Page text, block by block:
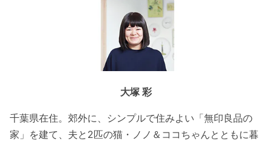
大塚 彩
千葉県在住。郊外に、シンプルで住みよい「無印良品の
家」を建て、夫と2匹の猫・ノノ＆ココちゃんとともに暮